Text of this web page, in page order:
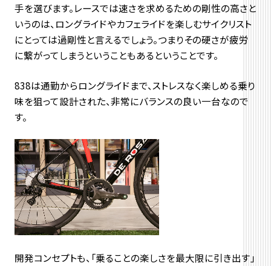
手を選びます。レースでは速さを求めるための剛性の高さと
いうのは、ロングライドやカフェライドを楽しむサイクリスト
にとっては過剛性と言えるでしょう。つまりその硬さが疲労
に繋がってしまうということもあるということです。
838は通勤からロングライドまで、 ストレスなく楽しめる乗り
味を狙って設計された、非常にバランスの良い一台なので
す。
開発コンセプトも、「乗ることの楽しさを最大限に引き出す」